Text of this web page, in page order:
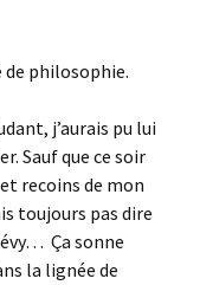
philosophie.
j’aurais pu lui
Sauf que ce soir
recoins de mon
toujours pas dire
Ça sonne
la lignée de